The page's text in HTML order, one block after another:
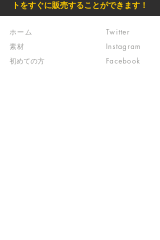
トをすぐに販売することができます！
ホーム
素材
初めての方
Twitter
Instagram
Facebook